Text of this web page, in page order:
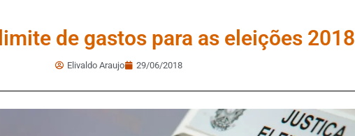
de gastos para as eleições 2018
Elivaldo Araujo 29/06/2018